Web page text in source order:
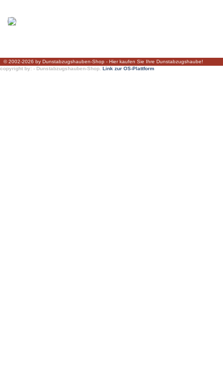
© 2002-2026 by Dunstabzugshauben-Shop - Hier kaufen Sie Ihre Dunstabzugshaube!
copyright by: - Dunstabzugshauben-Shop. Link zur OS-Plattform